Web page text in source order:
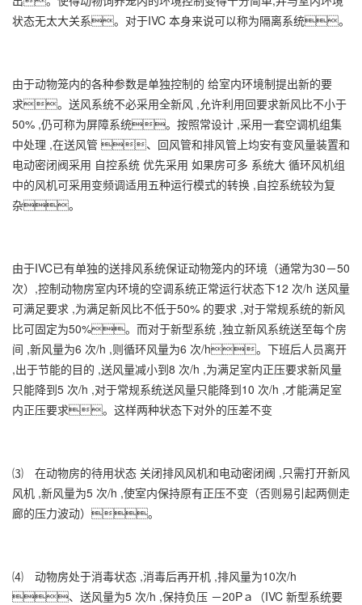
状态无太大关系。对于IVC 本身来说可以称为隔离系统。
由于动物笼内的各种参数是单独控制的 给室内环境制提出新的要
求。送风系统不必采用全新风 ,允许利用回要求新风比不小于
50% ,仍可称为屏障系统。按照常设计 ,采用一套空调机组集
中处理 ,在送风管 、回风管和排风管上均安有变风量装置和
电动密闭阀采用 自控系统 优先采用 如果房可多 系统大 循环风机组
中的风机可采用变频调适用五种运行模式的转换 ,自控系统较为复
杂。
由于IVC已有单独的送排风系统保证动物笼内的环境（通常为30－50
次）,控制动物房室内环境的空调系统正常运行状态下12 次/h 送风量
可满足要求 ,为满足新风比不低于50% 的要求 ,对于常规系统的新风
比可固定为50%。而对于新型系统 ,独立新风系统送至每个房
间 ,新风量为6 次/h ,则循环风量为6 次/h。下班后人员离开
,出于节能的目的 ,送风量减小到8 次/h ,为满足室内正压要求新风量
只能降到5 次/h ,对于常规系统送风量只能降到10 次/h ,才能满足室
内正压要求。这样两种状态下对外的压差不变
⑶ 在动物房的待用状态 关闭排风风机和电动密闭阀 ,只需打开新风
风机 ,新风量为5 次/h ,使室内保持原有正压不变（否则易引起两侧走
廊的压力波动）。
⑷ 动物房处于消毒状态 ,消毒后再开机 ,排风量为10次/h
、送风量为5 次/h ,保持负压 －20Pａ（IVC 新型系统要